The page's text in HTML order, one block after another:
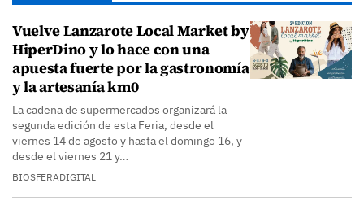
Vuelve Lanzarote Local Market by
HiperDino y lo hace con una
apuesta fuerte por la gastronomía
y la artesanía km0
La cadena de supermercados organizará la
segunda edición de esta Feria, desde el
viernes 14 de agosto y hasta el domingo 16, y
desde el viernes 21 y…
BIOSFERADIGITAL